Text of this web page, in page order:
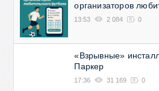
организаторов
13:53 2 084 0
«Взрывные»
Паркер
17:36 31 169 0